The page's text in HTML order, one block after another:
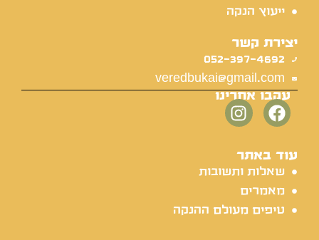
ייעוץ הנקה
יצירת קשר
052-397-4692
veredbukai@gmail.com
עקבו אחרינו
עוד באתר
שאלות ותשובות
מאמרים
טיפים מעולם ההנקה